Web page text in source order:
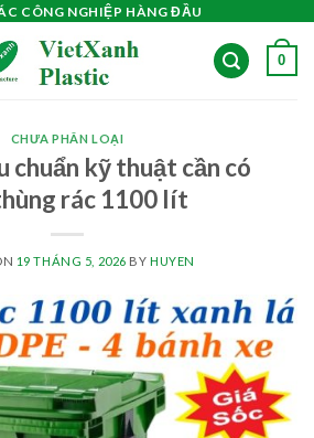
CÔNG NGHIỆP HÀNG ĐẦU
0
CHƯA PHÂN LOẠI
chuẩn kỹ thuật cần có
rác 1100 lít
19 THÁNG 5, 2026 BY HUYEN